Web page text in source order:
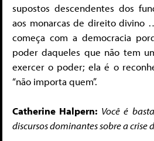
supostos descendentes dos
aos monarcas de direito divino
começa com a democracia
poder daqueles que não tem
exercer o poder; ela é o
“não importa quem”.
Catherine Halpern: Você é
discursos dominantes sobre a